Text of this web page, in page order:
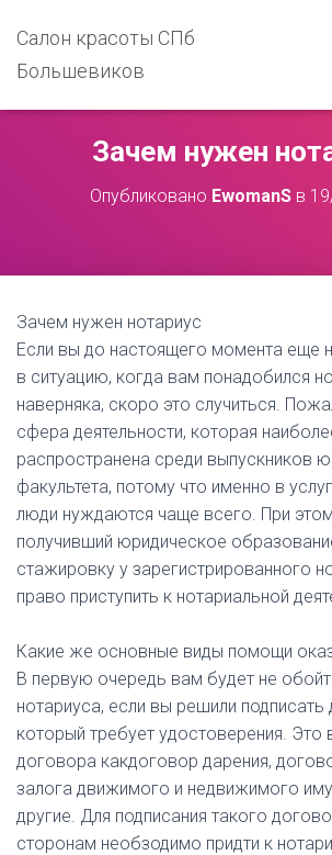
Салон красоты СПб
Большевиков
Зачем нужен
Опубликовано EwomanSв
Зачем нужен нотариус
Если вы до настоящего момента еще
в ситуацию, когда вам понадобился
наверняка, скоро это случиться.
сфера деятельности, которая
распространена среди выпускников
факультета, потому что именно в
люди нуждаются чаще всего. При
получивший юридическое
стажировку у зарегистрированного
право приступить к нотариальной
Какие же основные виды помощи
В первую очередь вам будет не
нотариуса, если вы решили подписать
который требует удостоверения. Это
договора какдоговор дарения,
залога движимого и недвижимого
другие. Для подписания такого
сторонам необзодимо придти к